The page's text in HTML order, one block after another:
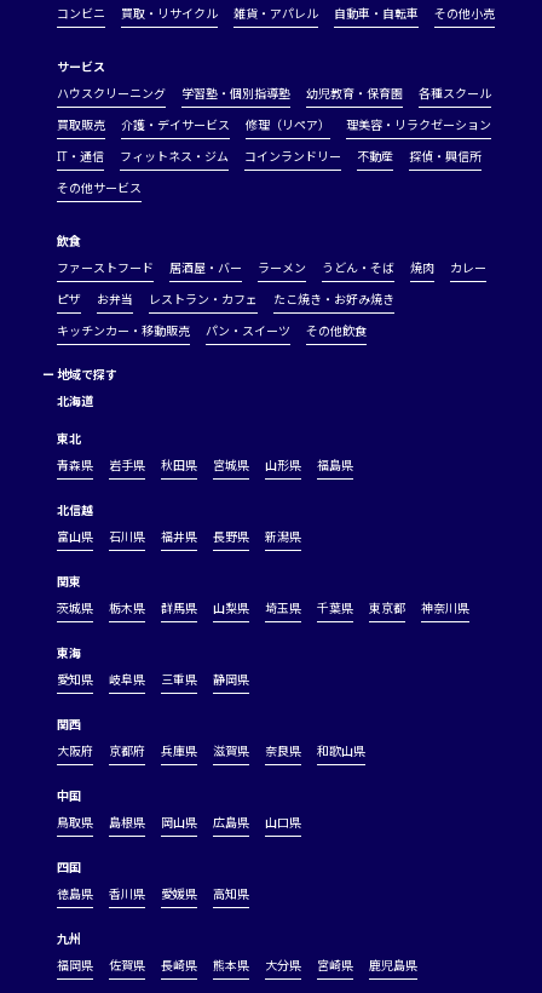
コンビニ
買取・リサイクル 雑貨・アパレル 自動車・自転車 その他小売
サービス
ハウスクリーニング
学習塾・個別指導塾 幼児教育・保育園
各種スクール
買取販売
介護・デイサービス 修理（リペア）
理美容・リラクゼーション
IT・通信
フィットネス・ジム コインランドリー 不動産
探偵・興信所
その他サービス
飲食
ファーストフード
居酒屋・バー ラーメン うどん・そば 焼肉
カレー
ピザ
お弁当 レストラン・カフェ
たこ焼き・お好み焼き
キッチンカー・移動販売
パン・スイーツ その他飲食
ー 地域で探す
北海道
東北
青森県
岩手県 秋田県 宮城県 山形県 福島県
北信越
富山県
石川県 福井県 長野県 新潟県
関東
茨城県
栃木県 群馬県 山梨県 埼玉県 千葉県 東京都 神奈川県
東海
愛知県
岐阜県 三重県 静岡県
関西
大阪府
京都府 兵庫県 滋賀県 奈良県 和歌山県
中国
鳥取県
島根県 岡山県 広島県 山口県
四国
徳島県
香川県 愛媛県 高知県
九州
福岡県
佐賀県 長崎県 熊本県 大分県 宮崎県 鹿児島県